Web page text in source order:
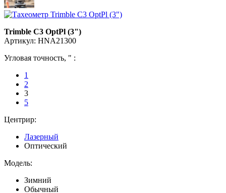
Trimble C3 OptPl (3")
Артикул: HNA21300
Угловая точность, " :
1
2
3
5
Центрир:
Лазерный
Оптический
Модель:
Зимний
Обычный